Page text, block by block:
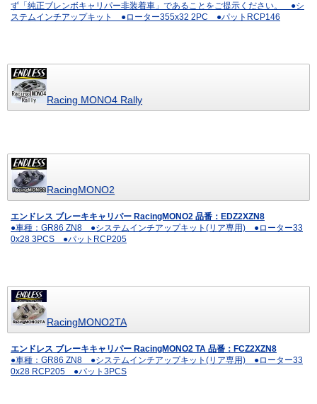
ず「純正ブレンボキャリパー非装着車」であることをご提示ください。 ●シ
ステムインチアップキット ●ローター355x32 2PC ●パットRCP146
Racing MONO4 Rally
RacingMONO2
エンドレス ブレーキキャリパー RacingMONO2 品番：EDZ2XZN8
●車種：GR86 ZN8 ●システムインチアップキット(リア専用) ●ローター33
0x28 3PCS ●パットRCP205
RacingMONO2TA
エンドレス ブレーキキャリパー RacingMONO2 TA 品番：FCZ2XZN8
●車種：GR86 ZN8 ●システムインチアップキット(リア専用) ●ローター33
0x28 RCP205 ●パット3PCS